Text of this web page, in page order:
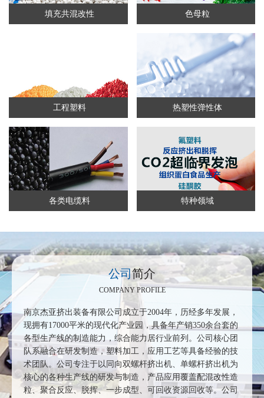
填充共混改性 色母粒
工程塑料 热塑性弹性体
各类电缆料 特种领域
公司简介
COMPANY PROFILE
南京杰亚挤出装备有限公司成立于2004年，历经多年发展，
现拥有17000平米的现代化产业园，具备年产销350余台套的
各型生产线的制造能力，综合能力居行业前列。公司核心团
队系融合在研发制造，塑料加工，应用工艺等具备经验的技
术团队。公司专注于以同向双螺杆挤出机、单螺杆挤出机为
核心的各种生产线的研发与制造，产品应用覆盖配混改性造
粒、聚合反应、脱挥、一步成型、可回收资源回收等。公司